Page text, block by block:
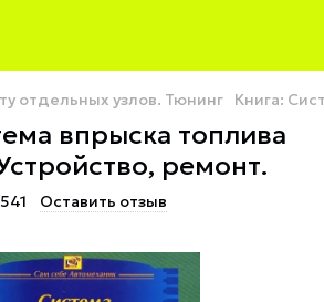
отдельных узлов. Тюнинг Книга:
впрыска топлива
ремонт.
Оставить отзыв